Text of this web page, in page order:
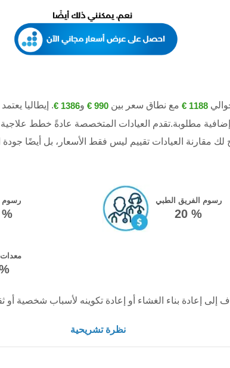
1188 € مع نطاق سعر بين 990 € و1386 €
. إيطاليا
مطلوبة.تقدم العيادات المتخصصة عادةً خطط
رسوم رسوم الفريق الطبي
20 %
معدات
نظرة تشريحية